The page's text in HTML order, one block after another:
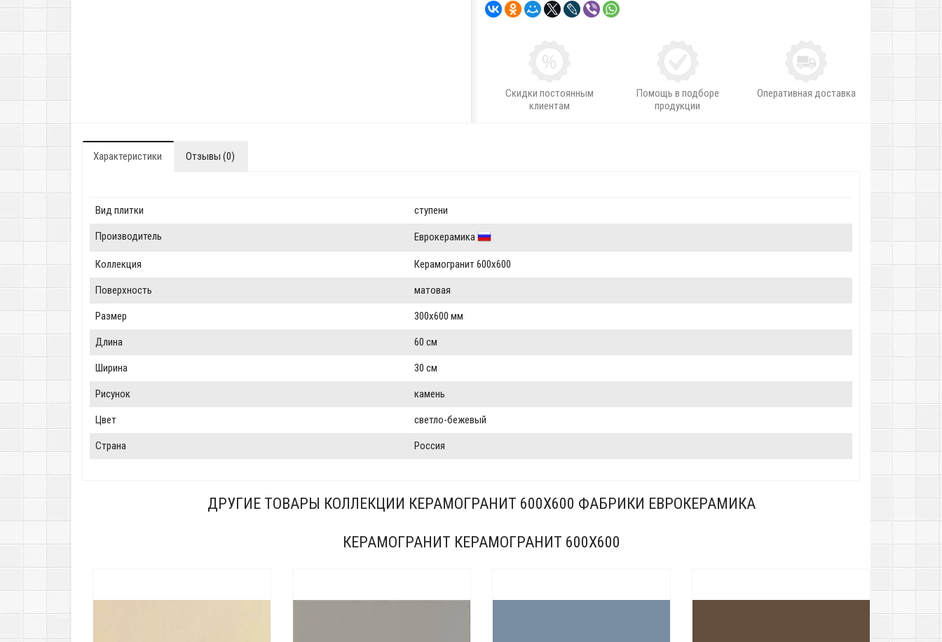
Скидки постоянным
клиентам
Помощь в подборе
продукции
Оперативная доставка
Характеристики Отзывы (0)
Вид плитки ступени
Производитель Еврокерамика
Коллекция Керамогранит 600x600
Поверхность матовая
Размер 300x600 мм
Длина 60 см
Ширина 30 см
Рисунок камень
Цвет светло-бежевый
Страна Россия
ДРУГИЕ ТОВАРЫ КОЛЛЕКЦИИ КЕРАМОГРАНИТ 600X600 ФАБРИКИ ЕВРОКЕРАМИКА
КЕРАМОГРАНИТ КЕРАМОГРАНИТ 600X600